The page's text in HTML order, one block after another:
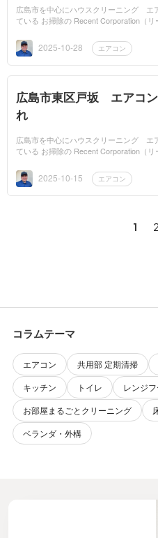
広島市を中心にハウスクリーニング エ
ている お掃除の Recent Corporation（
様宅に日立 白く...
2025-10-28 エアコン
広島市東区戸坂 エアコ
れ
広島市を中心にハウスクリーニング エ
ている お掃除の Recent Corporation（
れが気になると...
2025-10-15 エアコン
1 2
コラムテーマ
エアコン 共用部 定期清掃
キッチン
トイレ レンジ
お部屋まるごとクリーニング
ベランダ・外構